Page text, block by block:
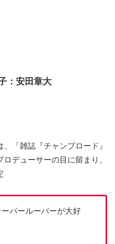
：安田章大
「雑誌『チャンプロード』
デューサーの目に留まり、
パールーパーが大好